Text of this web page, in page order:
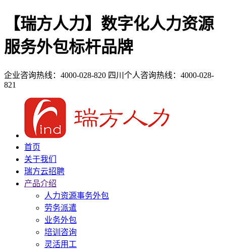
【瑞方人力】数字化人力资源
服务外包标杆品牌
企业咨询热线：4000-028-820 四川个人咨询热线：4000-028-
821
首页
关于我们
瑞方云招聘
产品介绍
人力资源事务外包
劳务派遣
业务外包
培训咨询
灵活用工